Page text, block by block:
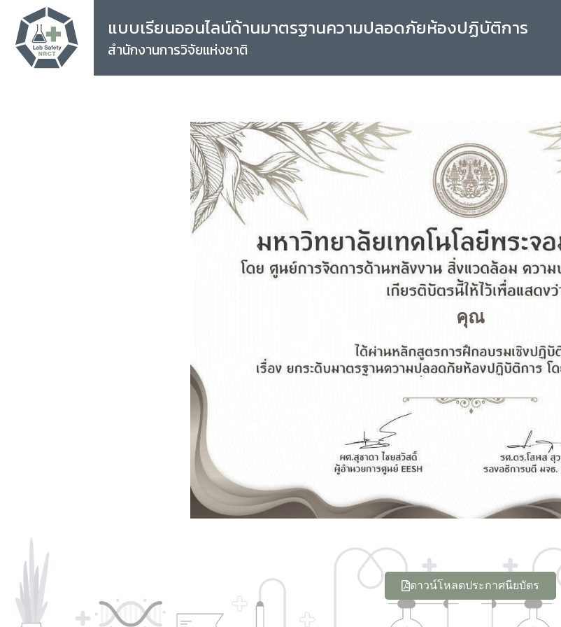
แบบเรียนออนไลน์ด้านมาตรฐานความปลอดภัยห้องปฏิบัติการ
สำนักงานการวิจัยแห่งชาติ
คุณ
ดาวน์โหลดประกาศนียบัตร